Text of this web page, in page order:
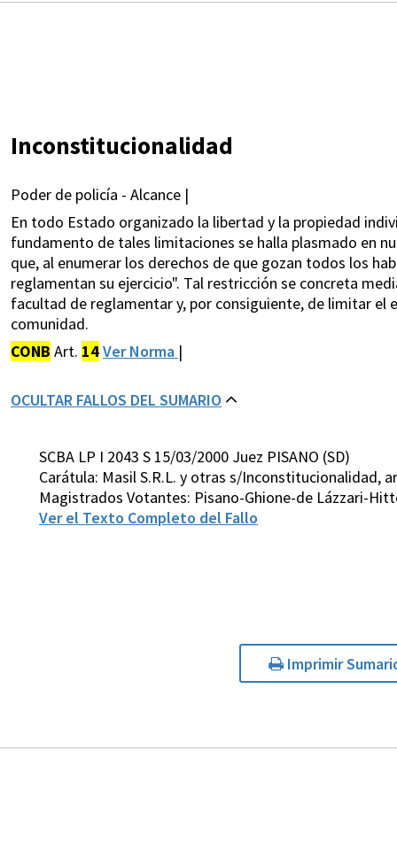
Inconstitucionalidad
Poder de policía - Alcance |
En todo Estado organizado la libertad y la propiedad
fundamento de tales limitaciones se halla plasmado en
que, al enumerar los derechos de que gozan todos los
reglamentan su ejercicio". Tal restricción se concreta
facultad de reglamentar y, por consiguiente, de limitar el
comunidad.
CONB Art. 14Ver Norma |
OCULTAR FALLOS DEL SUMARIO
SCBA LP I 2043 S 15/03/2000 Juez PISANO (SD)
Carátula: Masil S.R.L. y otras s/Inconstitucionalidad,
Magistrados Votantes: Pisano-Ghione-de Lázzari-
Ver el Texto Completo del Fallo
Imprimir